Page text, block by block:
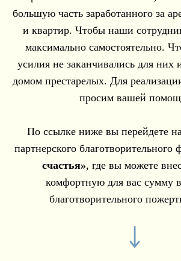
большую часть заработанного за
и квартир. Чтобы наши
максимально самостоятельно.
усилия не заканчивались для них
домом престарелых. Для
просим вашей
По ссылке ниже вы перейдете
партнерского благотворительного
счастья», где вы можете
комфортную для вас сумму в
благотворительного